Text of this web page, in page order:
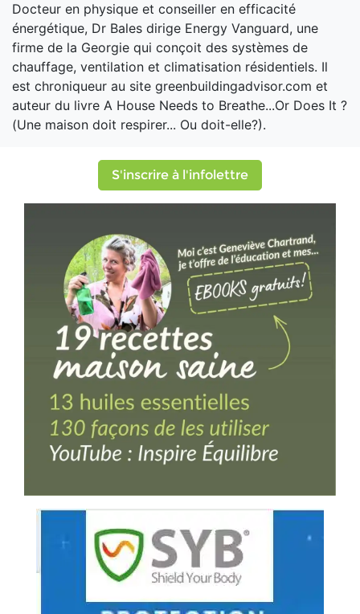
Docteur en physique et conseiller en efficacité
énergétique, Dr Bales dirige Energy Vanguard, une
firme de la Georgie qui conçoit des systèmes de
chauffage, ventilation et climatisation résidentiels. Il
est chroniqueur au site greenbuildingadvisor.com et
auteur du livre A House Needs to Breathe...Or Does It ?
(Une maison doit respirer... Ou doit-elle?).
S'inscrire à l'infolettre